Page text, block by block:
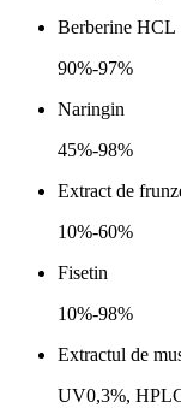
Berberine HCL
90%-97%
Naringin
45%-98%
Extract de
10%-60%
Fisetin
10%-98%
Extractul de
UV0,3%,